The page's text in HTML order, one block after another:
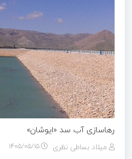
رهاسازی آب سد «ایوشان»
میلاد بساطی نظری ۱۴۰۵/۰۵/۱۵